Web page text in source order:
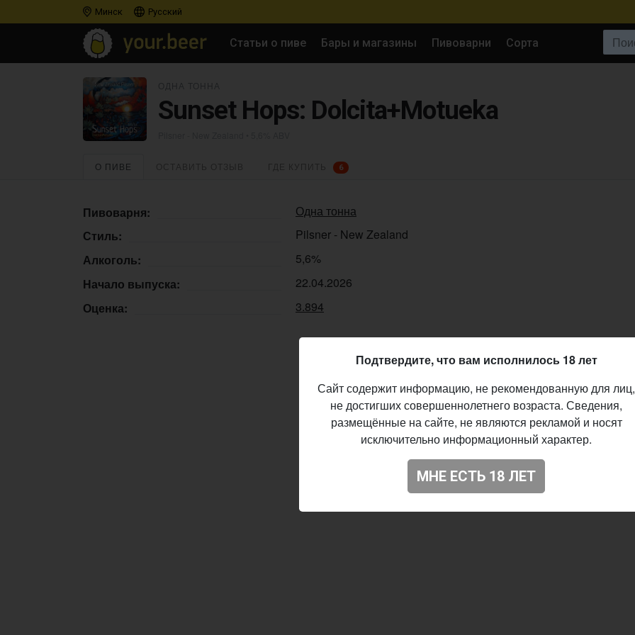
Минск Русский
Статьи о пиве Бары и магазины Пивоварни Сорта
Sunset Hops: Dolcita+Motueka
О ПИВЕ 6
Пивоварня:
Одна тонна
Стиль:
Pilsner - New Zealand
Алкоголь:
5,6%
Начало выпуска:
22.04.2026
Оценка:
3.894
Подтвердите, что вам исполнилось 18 лет
Сайт содержит информацию, не рекомендованную для лиц,
не достигших совершеннолетнего возраста. Сведения,
размещённые на сайте, не являются рекламой и носят
исключительно информационный характер.
МНЕ ЕСТЬ 18 ЛЕТ